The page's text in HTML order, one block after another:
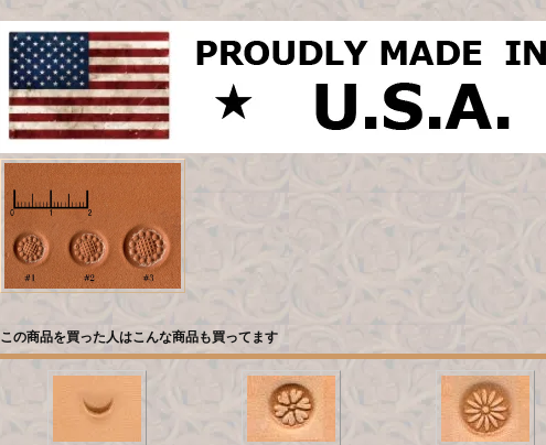
この商品を買った人はこんな商品も買ってます